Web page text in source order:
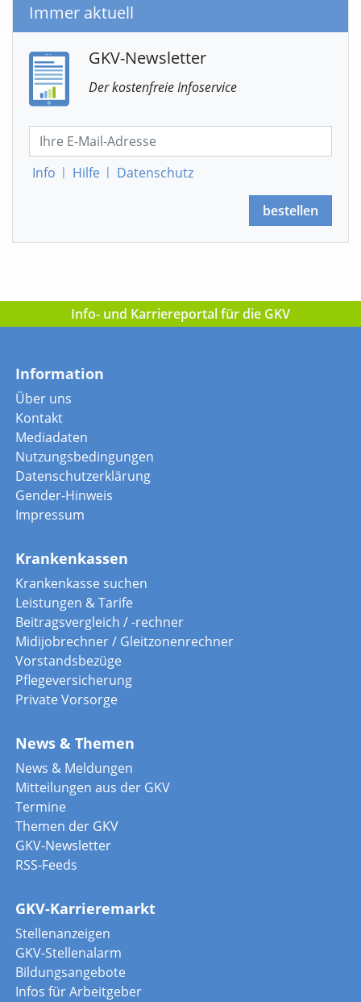
Immer aktuell
GKV-Newsletter
Der kostenfreie Infoservice
Info | Hilfe | Datenschutz
bestellen
Info- und Karriereportal für die GKV
Information
Über uns
Kontakt
Mediadaten
Nutzungsbedingungen
Datenschutzerklärung
Gender-Hinweis
Impressum
Krankenkassen
Krankenkasse suchen
Leistungen & Tarife
Beitragsvergleich / -rechner
Midijobrechner / Gleitzonenrechner
Vorstandsbezüge
Pflegeversicherung
Private Vorsorge
News & Themen
News & Meldungen
Mitteilungen aus der GKV
Termine
Themen der GKV
GKV-Newsletter
RSS-Feeds
GKV-Karrieremarkt
Stellenanzeigen
GKV-Stellenalarm
Bildungsangebote
Infos für Arbeitgeber